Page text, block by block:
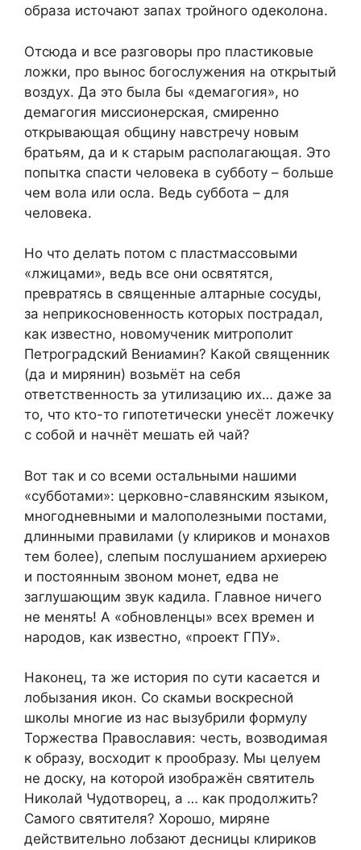
образа источают запах тройного одеколона.
Отсюда и все разговоры про пластиковые
ложки, про вынос богослужения на открытый
воздух. Да это была бы «демагогия», но
демагогия миссионерская, смиренно
открывающая общину навстречу новым
братьям, да и к старым располагающая. Это
попытка спасти человека в субботу – больше
чем вола или осла. Ведь суббота – для
человека.
Но что делать потом с пластмассовыми
«лжицами», ведь все они освятятся,
превратясь в священные алтарные сосуды,
за неприкосновенность которых пострадал,
как известно, новомученик митрополит
Петроградский Вениамин? Какой священник
(да и мирянин) возьмёт на себя
ответственность за утилизацию их… даже за
то, что кто-то гипотетически унесёт ложечку
с собой и начнёт мешать ей чай?
Вот так и со всеми остальными нашими
«субботами»: церковно-славянским языком,
многодневными и малополезными постами,
длинными правилами (у клириков и монахов
тем более), слепым послушанием архиерею
и постоянным звоном монет, едва не
заглушающим звук кадила. Главное ничего
не менять! А «обновленцы» всех времен и
народов, как известно, «проект ГПУ».
Наконец, та же история по сути касается и
лобызания икон. Со скамьи воскресной
школы многие из нас вызубрили формулу
Торжества Православия: честь, возводимая
к образу, восходит к прообразу. Мы целуем
не доску, на которой изображён святитель
Николай Чудотворец, а … как продолжить?
Самого святителя? Хорошо, миряне
действительно лобзают десницы клириков